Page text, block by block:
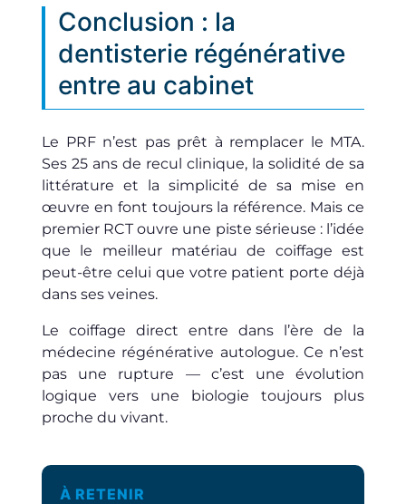
Conclusion : la
dentisterie régénérative
entre au cabinet
Le PRF n’est pas prêt à remplacer le MTA.
Ses 25 ans de recul clinique, la solidité de sa
littérature et la simplicité de sa mise en
œuvre en font toujours la référence. Mais ce
premier RCT ouvre une piste sérieuse : l’idée
que le meilleur matériau de coiffage est
peut-être celui que votre patient porte déjà
dans ses veines.
Le coiffage direct entre dans l’ère de la
médecine régénérative autologue. Ce n’est
pas une rupture — c’est une évolution
logique vers une biologie toujours plus
proche du vivant.
À RETENIR